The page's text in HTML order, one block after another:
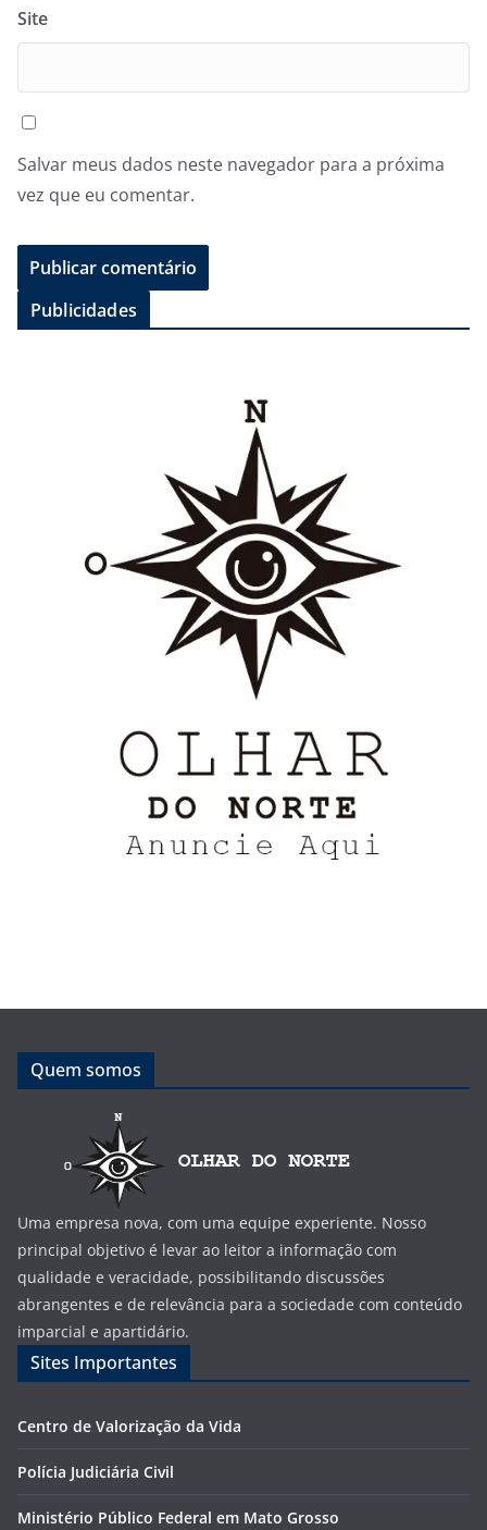
Site
Salvar meus dados neste navegador para a próxima
vez que eu comentar.
Publicidades
Quem somos
Uma empresa nova, com uma equipe experiente. Nosso
principal objetivo é levar ao leitor a informação com
qualidade e veracidade, possibilitando discussões
abrangentes e de relevância para a sociedade com conteúdo
imparcial e apartidário.
Sites Importantes
Centro de Valorização da Vida
Polícia Judiciária Civil
Ministério Público Federal em Mato Grosso